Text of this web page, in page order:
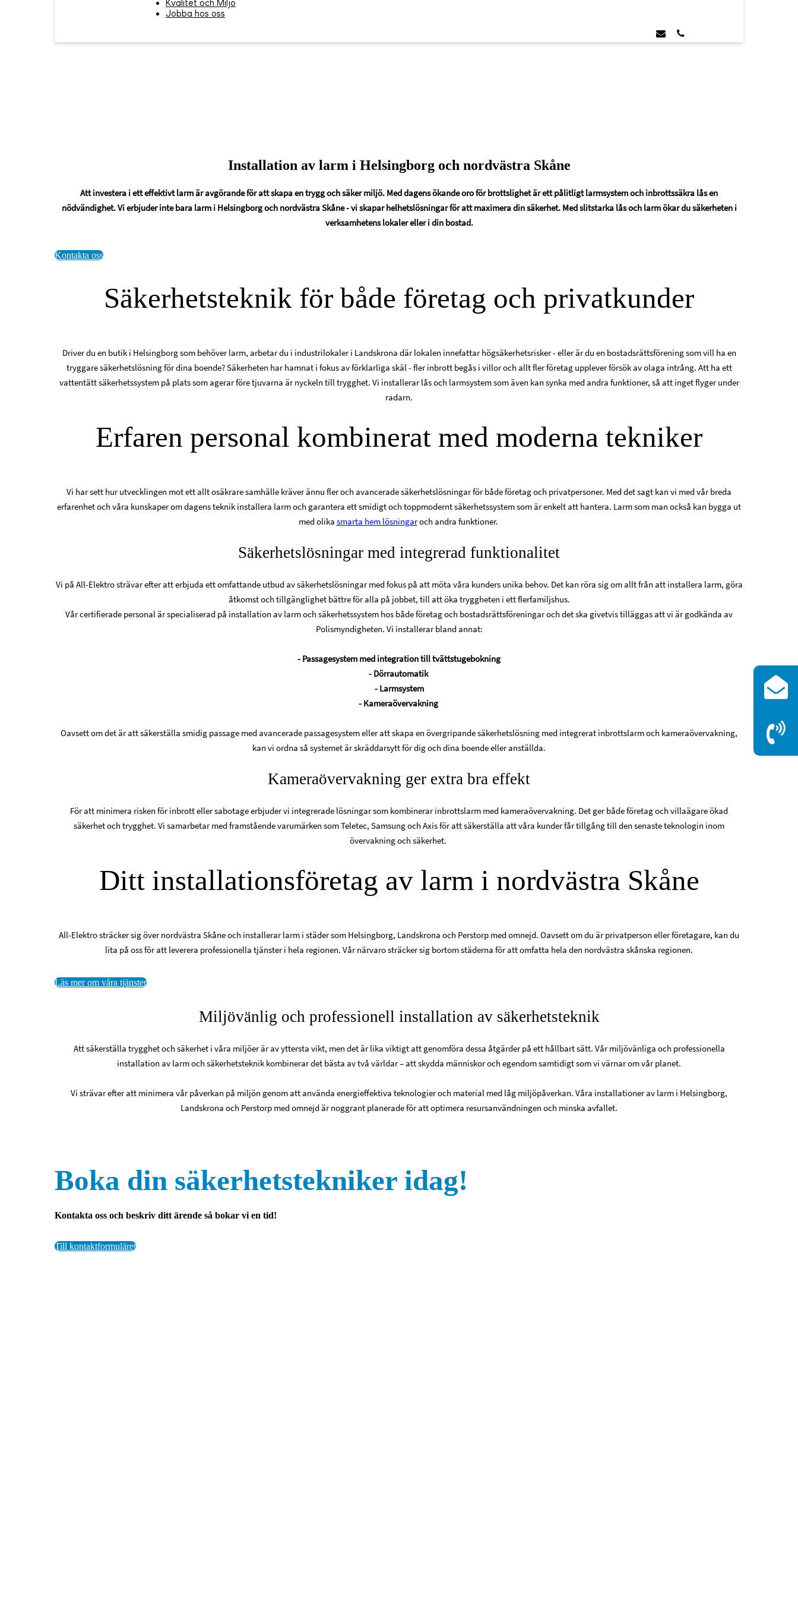
Kvalitet och Miljö
Jobba hos oss
Installation av larm i Helsingborg och nordvästra Skåne
Att investera i ett effektivt larm är avgörande för att skapa en trygg och säker miljö. Med dagens ökande oro för brottslighet är ett pålitligt larmsystem och inbrottssäkra lås en
nödvändighet. Vi erbjuder inte bara larm i Helsingborg och nordvästra Skåne - vi skapar helhetslösningar för att maximera din säkerhet. Med slitstarka lås och larm ökar du säkerheten i
verksamhetens lokaler eller i din bostad.
Kontakta oss
Säkerhetsteknik för både företag och privatkunder
Driver du en butik i Helsingborg som behöver larm, arbetar du i industrilokaler i Landskrona där lokalen innefattar högsäkerhetsrisker - eller är du en bostadsrättsförening som vill ha en
tryggare säkerhetslösning för dina boende? Säkerheten har hamnat i fokus av förklarliga skäl - fler inbrott begås i villor och allt fler företag upplever försök av olaga intrång. Att ha ett
vattentätt säkerhetssystem på plats som agerar före tjuvarna är nyckeln till trygghet. Vi installerar lås och larmsystem som även kan synka med andra funktioner, så att inget flyger under
radarn.
Erfaren personal kombinerat med moderna tekniker
Vi har sett hur utvecklingen mot ett allt osäkrare samhälle kräver ännu fler och avancerade säkerhetslösningar för både företag och privatpersoner. Med det sagt kan vi med vår breda
erfarenhet och våra kunskaper om dagens teknik installera larm och garantera ett smidigt och toppmodernt säkerhetssystem som är enkelt att hantera. Larm som man också kan bygga ut
med olika smarta hem lösningaroch andra funktioner.
Säkerhetslösningar med integrerad funktionalitet
Vi på All-Elektro strävar efter att erbjuda ett omfattande utbud av säkerhetslösningar med fokus på att möta våra kunders unika behov. Det kan röra sig om allt från att installera larm, göra
åtkomst och tillgänglighet bättre för alla på jobbet, till att öka tryggheten i ett flerfamiljshus.
Vår certifierade personal är specialiserad på installation av larm och säkerhetssystem hos både företag och bostadsrättsföreningar och det ska givetvis tilläggas att vi är godkända av
Polismyndigheten. Vi installerar bland annat:
- Passagesystem med integration till tvättstugebokning
- Dörrautomatik
- Larmsystem
- Kameraövervakning
Oavsett om det är att säkerställa smidig passage med avancerade passagesystem eller att skapa en övergripande säkerhetslösning med integrerat inbrottslarm och kameraövervakning,
kan vi ordna så systemet är skräddarsytt för dig och dina boende eller anställda.
Kameraövervakning ger extra bra effekt
För att minimera risken för inbrott eller sabotage erbjuder vi integrerade lösningar som kombinerar inbrottslarm med kameraövervakning. Det ger både företag och villaägare ökad
säkerhet och trygghet. Vi samarbetar med framstående varumärken som Teletec, Samsung och Axis för att säkerställa att våra kunder får tillgång till den senaste teknologin inom
övervakning och säkerhet.
Ditt installationsföretag av larm i nordvästra Skåne
All-Elektro sträcker sig över nordvästra Skåne och installerar larm i städer som Helsingborg, Landskrona och Perstorp med omnejd. Oavsett om du är privatperson eller företagare, kan du
lita på oss för att leverera professionella tjänster i hela regionen. Vår närvaro sträcker sig bortom städerna för att omfatta hela den nordvästra skånska regionen.
Läs mer om våra tjänster
Miljövänlig och professionell installation av säkerhetsteknik
Att säkerställa trygghet och säkerhet i våra miljöer är av yttersta vikt, men det är lika viktigt att genomföra dessa åtgärder på ett hållbart sätt. Vår miljövänliga och professionella
installation av larm och säkerhetsteknik kombinerar det bästa av två världar – att skydda människor och egendom samtidigt som vi värnar om vår planet.
Vi strävar efter att minimera vår påverkan på miljön genom att använda energieffektiva teknologier och material med låg miljöpåverkan. Våra installationer av larm i Helsingborg,
Landskrona och Perstorp med omnejd är noggrant planerade för att optimera resursanvändningen och minska avfallet.
Boka din säkerhetstekniker idag!
Kontakta oss och beskriv ditt ärende så bokar vi en tid!
Till kontaktformuläret